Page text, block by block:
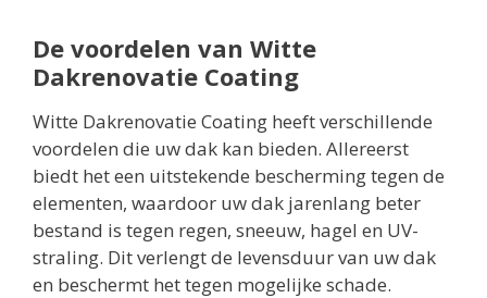
De voordelen van Witte
Dakrenovatie Coating
Witte Dakrenovatie Coating heeft verschillende
voordelen die uw dak kan bieden. Allereerst
biedt het een uitstekende bescherming tegen de
elementen, waardoor uw dak jarenlang beter
bestand is tegen regen, sneeuw, hagel en UV-
straling. Dit verlengt de levensduur van uw dak
en beschermt het tegen mogelijke schade.